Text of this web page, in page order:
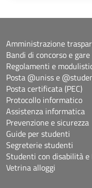
Amministrazione
Bandi di concorso e gare
Regolamenti e
Posta @uniss e
Posta certificata (PEC)
Protocollo informatico
Assistenza informatica
Prevenzione e sicurezza
Guide per studenti
Segreterie studenti
Studenti con disabilità e
Vetrina alloggi